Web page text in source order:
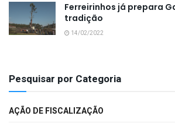
Ferreirinhos já prepara
tradição
14/02/2022
Pesquisar por Categoria
AÇÃO DE FISCALIZAÇÃO